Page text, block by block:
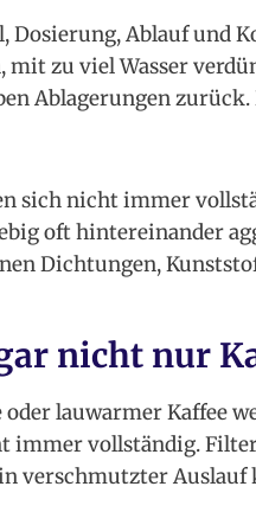
Ablauf und
mit zu viel Wasser
Ablagerungen
sich nicht immer
oft hintereinander
Dichtungen,
nicht nur
lauwarmer Kaffee
immer vollständig.
verschmutzter